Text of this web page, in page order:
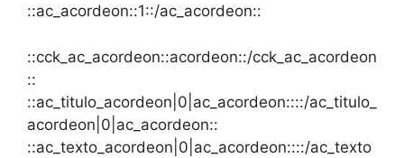
::ac_acordeon::1::/ac_acordeon::
::cck_ac_acordeon::acordeon::/cck_ac_acordeon
::
::ac_titulo_acordeon|0|ac_acordeon::::/ac_titulo_
acordeon|0|ac_acordeon::
::ac_texto_acordeon|0|ac_acordeon::::/ac_texto